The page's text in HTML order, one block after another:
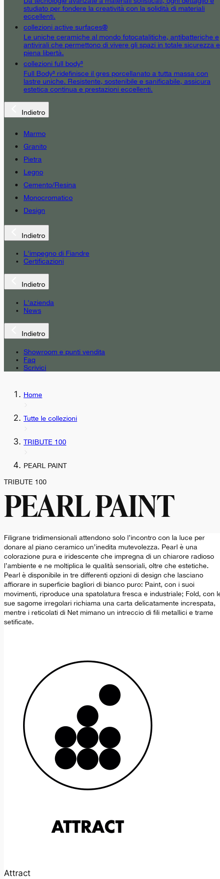
studiato per fondere la creatività con la solidità di materiali
eccellenti.
collezioni active surfaces®
Le uniche ceramiche al mondo fotocatalitiche, antibatteriche e
antivirali che permettono di vivere gli spazi in totale sicurezza e
piena libertà.
collezioni full body³
Full Body³ ridefinisce il gres porcellanato a tutta massa con
lastre uniche. Resistente, sostenibile e sanificabile, assicura
estetica continua e prestazioni eccellenti.
Indietro
Marmo
Granito
Pietra
Legno
Cemento/Resina
Monocromatico
Design
Indietro
L'impegno di Fiandre
Certificazioni
Indietro
L'azienda
News
Indietro
Showroom e punti vendita
Faq
Scrivici
Home
Tutte le collezioni
TRIBUTE 100
PEARL PAINT
TRIBUTE 100
PEARL PAINT
Filigrane tridimensionali attendono solo l’incontro con la luce per
donare al piano ceramico un’inedita mutevolezza. Pearl è una
colorazione pura e iridescente che impregna di un chiarore radioso
l’ambiente e ne moltiplica le qualità sensoriali, oltre che estetiche.
Pearl è disponibile in tre differenti opzioni di design che lasciano
affiorare in superficie bagliori di bianco puro: Paint, con i suoi
movimenti, riproduce una spatolatura fresca e industriale; Fold, con
sue sagome irregolari richiama una carta delicatamente increspata,
mentre i reticolati di Net mimano un intreccio di fili metallici e trame
setificate.
Attract